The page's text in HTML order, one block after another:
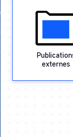
externes